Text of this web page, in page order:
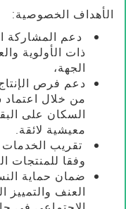
الأهداف الخصوصية:
دعم المشاركة
ذات الأولوية
الجهة،
دعم فرص
من خلال
السكان على
معيشية لائقة.
تقريب الخدمات
وفقا للمنتجات
ضمان حماية
العنف والتمييز